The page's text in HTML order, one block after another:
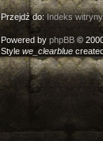
Przejdź do:Indeks witryny
Powered by phpBB©
Style we_clearblue